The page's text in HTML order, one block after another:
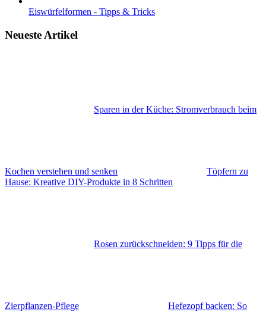
Eiswürfelformen - Tipps & Tricks
Neueste Artikel
Sparen in der Küche: Stromverbrauch beim
Kochen verstehen und senken
Töpfern zu
Hause: Kreative DIY-Produkte in 8 Schritten
Rosen zurückschneiden: 9 Tipps für die
Zierpflanzen-Pflege Hefezopf backen: So